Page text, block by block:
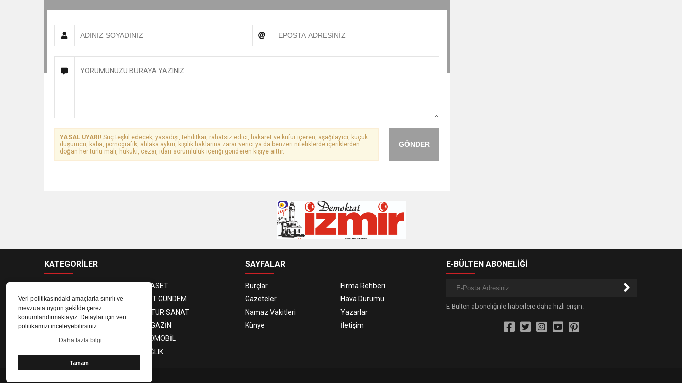
Veri politikasındaki amaçlarla sınırlı ve
mevzuata uygun şekilde çerez
konumlandırmaktayız. Detaylar için veri
politikamızı inceleyebilirsiniz.
Daha fazla bilgi
Tamam
GÖNDER
YASAL UYARI! Suç teşkil edecek, yasadışı, tehditkar, rahatsız edici, hakaret ve küfür içeren, aşağılayıcı, küçük
düşürücü, kaba, pornografik, ahlaka aykırı, kişilik haklarına zarar verici ya da benzeri niteliklerde içeriklerden
doğan her türlü mali, hukuki, cezai, idari sorumluluk içeriği gönderen kişiye aittir.
KATEGORİLER
SİYASET
EKONOMİ
KENT GÜNDEM
3. SAYFA
KULTUR SANAT
SPOR
MAGAZİN
TEKNOLOJİ
OTOMOBİL
SAĞLIK
SAYFALAR
Burçlar
Firma Rehberi
Gazeteler
Hava Durumu
Namaz Vakitleri
Yazarlar
Künye
İletişim
E-BÜLTEN ABONELİĞİ
E-Bülten aboneliği ile haberlere daha hızlı erişin.